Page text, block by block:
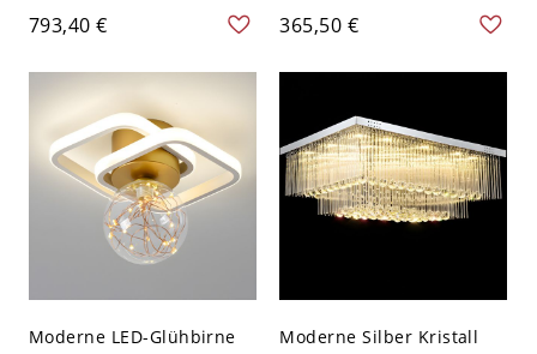
Kristallschirm - 110V-120V
74,93 cm 2 Schichte
793,40 €
Schirm für moderne
Interieurs - 110V-120V
45,72 cm
365,50 €
Moderne LED-Glühbirne
Moderne Silber Kristall